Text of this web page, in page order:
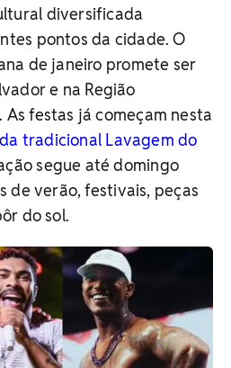
diversificada
pontos da cidade. O
de janeiro promete ser
e na Região
festas já começam nesta
tradicional Lavagem do
segue até domingo
de verão, festivais, peças
do sol.